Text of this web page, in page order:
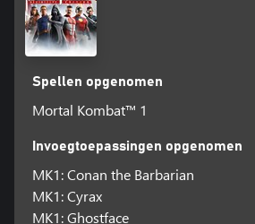
Spellen opgenomen
Mortal Kombat™ 1
Invoegtoepassingen opgenomen
MK1: Conan the Barbarian
MK1: Cyrax
MK1: Ghostface